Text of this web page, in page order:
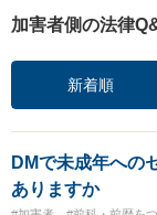
加害者側の法律
新着順
DMで未成年への
ありますか